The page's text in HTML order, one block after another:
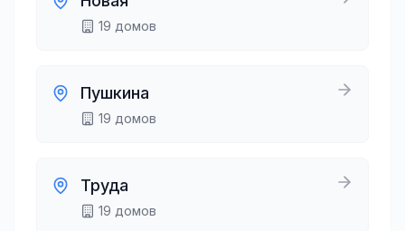
19 домов
Пушкина
19 домов
Труда
19 домов